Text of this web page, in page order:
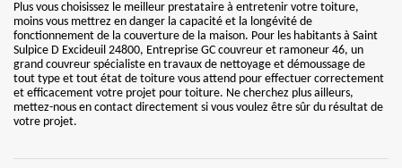
Plus vous choisissez le meilleur prestataire à entretenir votre toiture,
moins vous mettrez en danger la capacité et la longévité de
fonctionnement de la couverture de la maison. Pour les habitants à Saint
Sulpice D Excideuil 24800, Entreprise GC couvreur et ramoneur 46, un
grand couvreur spécialiste en travaux de nettoyage et démoussage de
tout type et tout état de toiture vous attend pour effectuer correctement
et efficacement votre projet pour toiture. Ne cherchez plus ailleurs,
mettez-nous en contact directement si vous voulez être sûr du résultat de
votre projet.